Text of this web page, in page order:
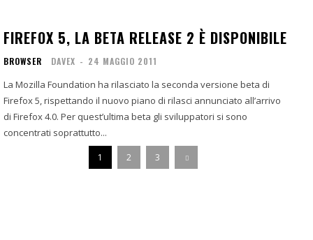
FIREFOX 5, LA BETA RELEASE 2 È DISPONIBILE
BROWSER DAVEX - 24 MAGGIO 2011
La Mozilla Foundation ha rilasciato la seconda versione beta di
Firefox 5, rispettando il nuovo piano di rilasci annunciato all’arrivo
di Firefox 4.0. Per quest’ultima beta gli sviluppatori si sono
concentrati soprattutto...
1 2 3